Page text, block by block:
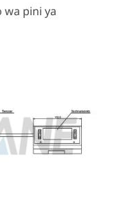
wa pini ya